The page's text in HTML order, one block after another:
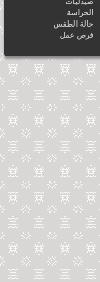
الحراسة
حالة الطقس
فرص عمل